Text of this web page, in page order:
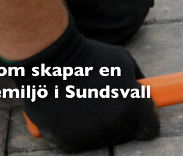
skapar en
i Sundsvall